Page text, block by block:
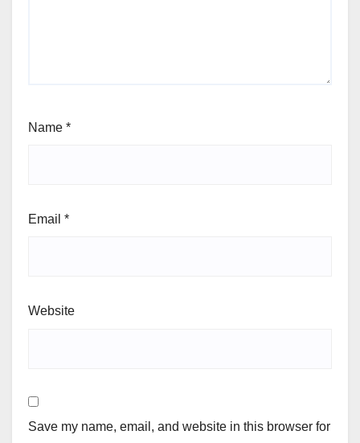
Name *
Email *
Website
Save my name, email, and website in this browser for